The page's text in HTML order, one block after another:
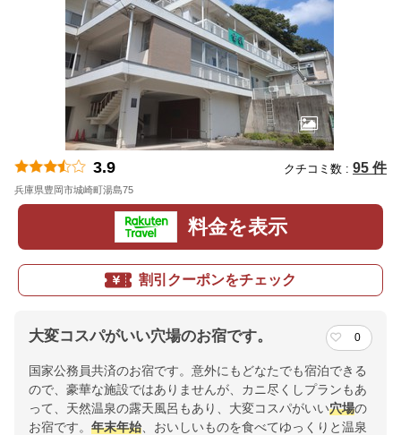
3.9 クチコミ数 : 95 件
兵庫県豊岡市城崎町湯島75
料金を表示
割引クーポンをチェック
大変コスパがいい穴場のお宿です。 0
国家公務員共済のお宿です。意外にもどなたでも宿泊できる
ので、豪華な施設ではありませんが、カニ尽くしプランもあ
って、天然温泉の露天風呂もあり、大変コスパがいい穴場の
お宿です。 年末年始 、おいしいものを食べてゆっくりと温泉